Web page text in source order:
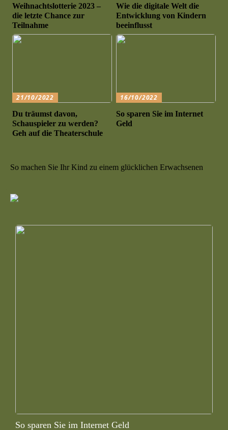
Weihnachtslotterie 2023 –
die letzte Chance zur
Teilnahme
Wie die digitale Welt die
Entwicklung von Kindern
beeinflusst
21/10/2022
Du träumst davon,
Schauspieler zu werden?
Geh auf die Theaterschule
16/10/2022
So sparen Sie im Internet
Geld
So machen Sie Ihr Kind zu einem glücklichen Erwachsenen
So sparen Sie im Internet Geld